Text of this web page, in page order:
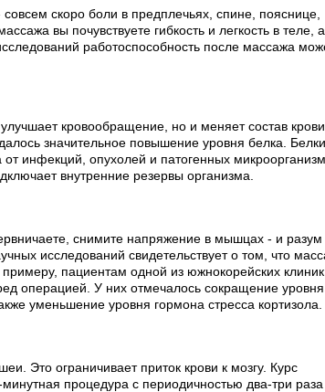
скоро боли в предплечьях, спине, пояснице,
вы почувствуете гибкость и легкость в теле, а
работоспособность после массажа
кровообращение, но и меняет состав
значительное повышение уровня белка.
инфекций, опухолей и патогенных
внутренние резервы организма.
снимите напряжение в мышцах - и разум
исследований свидетельствует о том, что
пациентам одной из южнокорейских клиник
операцией. У них отмечалось сокращение уровня
уменьшение уровня гормона стресса кортизола.
Это ограничивает приток крови к мозгу. Курс
процедура с периодичностью два-три раза